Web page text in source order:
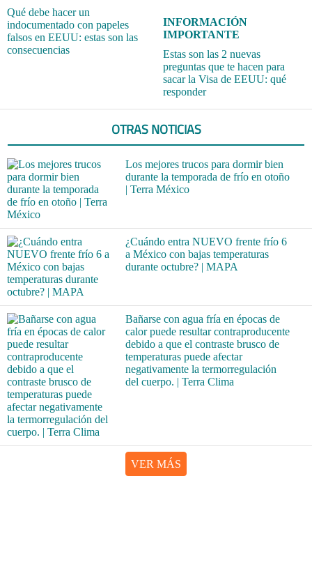
Qué debe hacer un
indocumentado con papeles
falsos en EEUU: estas son las
consecuencias
INFORMACIÓN
IMPORTANTE
Estas son las 2 nuevas
preguntas que te hacen para
sacar la Visa de EEUU: qué
responder
OTRAS NOTICIAS
Los mejores trucos para dormir bien
durante la temporada de frío en otoño
| Terra México
¿Cuándo entra NUEVO frente frío 6
a México con bajas temperaturas
durante octubre? | MAPA
Bañarse con agua fría en épocas de
calor puede resultar contraproducente
debido a que el contraste brusco de
temperaturas puede afectar
negativamente la termorregulación
del cuerpo. | Terra Clima
VER MÁS